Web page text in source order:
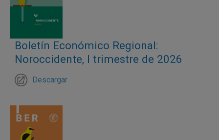
Boletín Económico Regional:
Noroccidente, I trimestre de 2026
Descargar